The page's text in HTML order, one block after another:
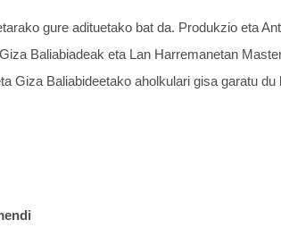
gure adituetako bat da. Produkzio eta
Baliabiadeak eta Lan Harremanetan
Giza Baliabideetako aholkulari gisa garatu